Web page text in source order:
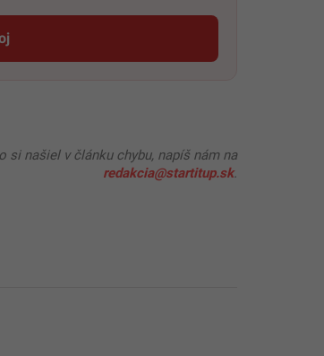
sa otvorí v novom okne
si našiel v článku chybu, napíš nám na
redakcia@startitup.sk.